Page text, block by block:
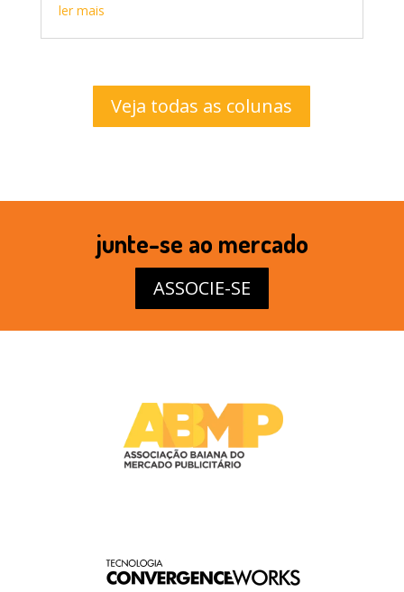
ler mais
Veja todas as colunas
junte-se ao mercado
ASSOCIE-SE